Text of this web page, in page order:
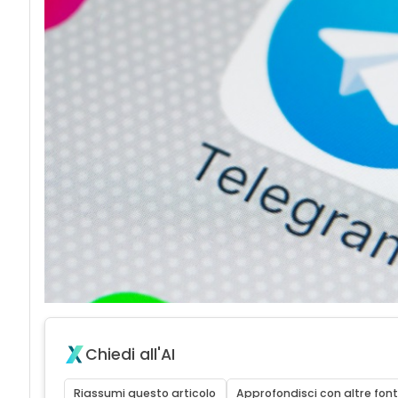
Chiedi all'AI
Riassumi questo articolo Approfondisci con altre